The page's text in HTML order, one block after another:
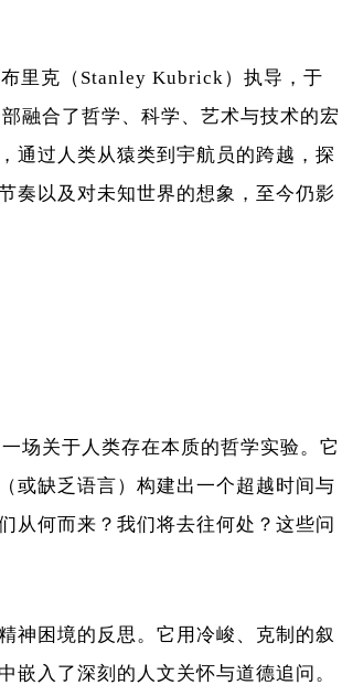
里克（Stanley Kubrick）执导，于
融合了哲学、科学、艺术与技术的宏
通过人类从猿类到宇航员的跨越，探
奏以及对未知世界的想象，至今仍影
场关于人类存在本质的哲学实验。它
或缺乏语言）构建出一个超越时间与
何而来？我们将去往何处？这些问
神困境的反思。它用冷峻、克制的叙
嵌入了深刻的人文关怀与道德追问。